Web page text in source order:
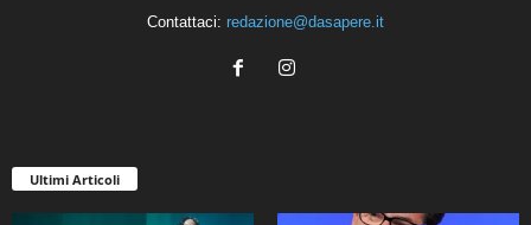
Contattaci: redazione@dasapere.it
Ultimi Articoli